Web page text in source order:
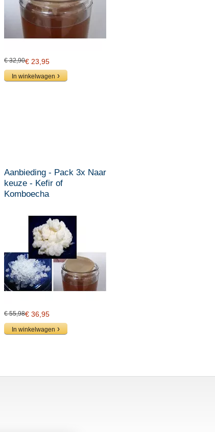
€ 32,90€ 23,95
In winkelwagen
Aanbieding - Pack 3x Naar
keuze - Kefir of
Komboecha
€ 55,98€ 36,95
In winkelwagen